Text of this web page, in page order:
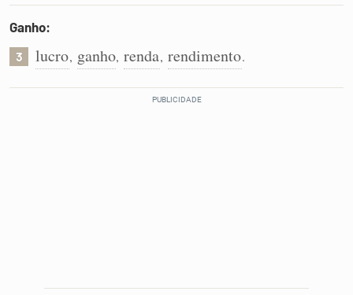
Caça-palavras
Ganho:
3 lucro, ganho, renda, rendimento.